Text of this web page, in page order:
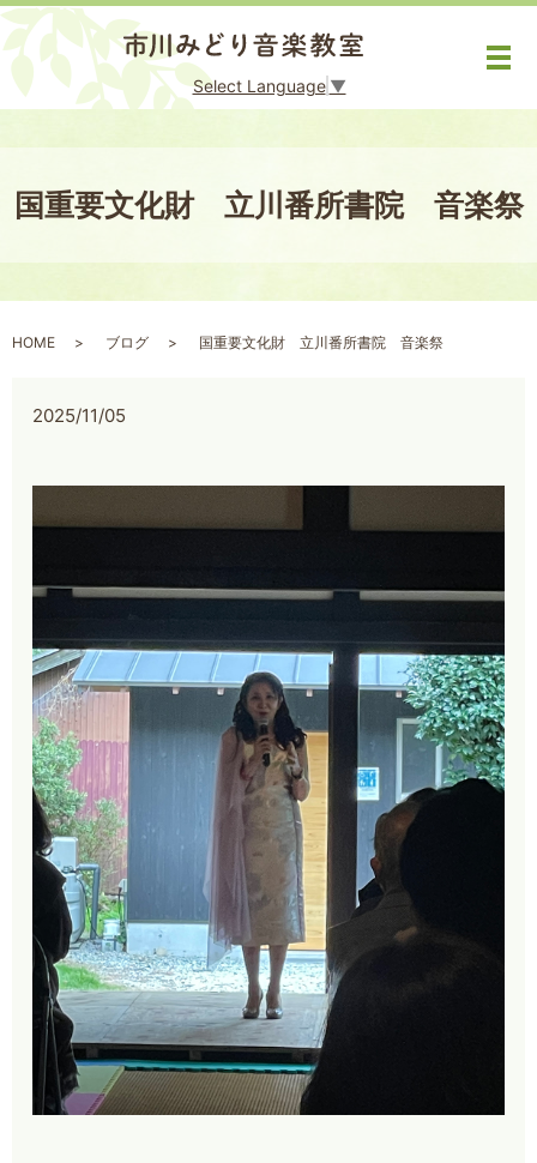
Select Language ▼
メ
国重要文化財 立川番所書院 音楽祭
HOME ブログ 国重要文化財 立川番所書院 音楽祭
2025/11/05